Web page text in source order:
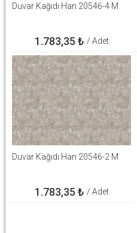
Duvar Kağıdı Han 20546-4 M
1.783,35 ₺ / Adet
Duvar Kağıdı Han 20546-2 M
1.783,35 ₺ / Adet